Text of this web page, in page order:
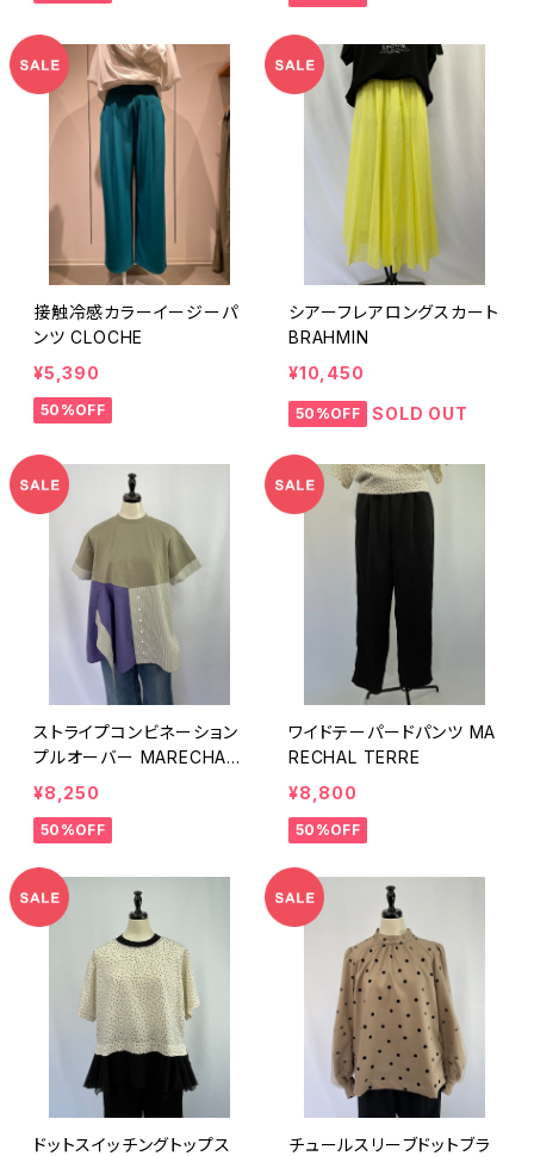
接触冷感カラーイージーパ
ンツ CLOCHE
¥5,390
50%OFF
シアーフレアロングスカート
BRAHMIN
¥10,450
50%OFF SOLD OUT
ストライプコンビネーション
プルオーバー MARECHAL
TERRE
¥8,250
50%OFF
ワイドテーパードパンツ MA
RECHAL TERRE
¥8,800
50%OFF
ドットスイッチングトップス
チュールスリーブドットブラ